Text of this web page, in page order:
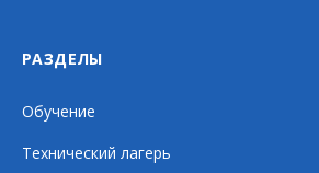
РАЗДЕЛЫ
Обучение
Технический лагерь